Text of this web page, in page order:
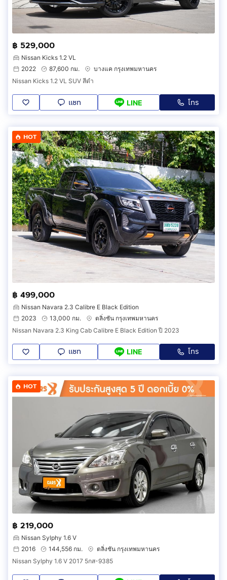
฿ 529,000
Nissan Kicks 1.2 VL
2022
87,600 กม.
บางแค กรุงเทพมหานคร
Nissan Kicks 1.2 VL SUV สีดำ
แชท LINE โทร
HOT
฿ 499,000
Nissan Navara 2.3 Calibre E Black Edition
2023
13,000 กม.
ตลิ่งชัน กรุงเทพมหานคร
Nissan Navara 2.3 King Cab Calibre E Black Edition ปี 2023
แชท LINE โทร
HOT
฿ 219,000
Nissan Sylphy 1.6 V
2016
144,556 กม.
ตลิ่งชัน กรุงเทพมหานคร
Nissan Sylphy 1.6 V 2017 5กส-9385